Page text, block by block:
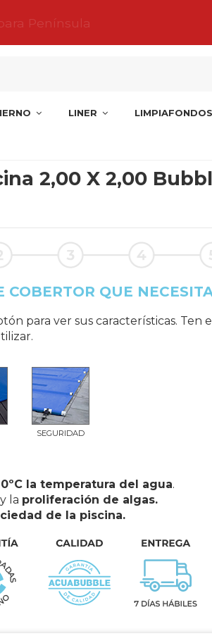
Península
LINER LIMPIAFONDOS
2,00 X 2,00
COBERTOR QUE
para ver sus características. Ten
SEGURIDAD
la temperatura del agua.
y la proliferación de algas.
de la piscina.